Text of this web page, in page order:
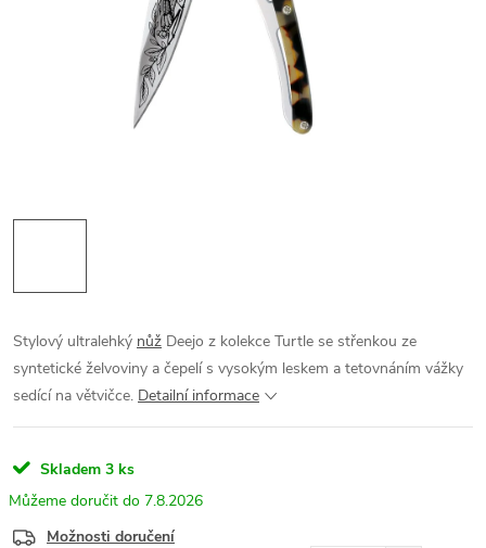
Stylový ultralehký nůž Deejo z kolekce Turtle se střenkou ze
syntetické želvoviny a čepelí s vysokým leskem a tetovnáním vážky
sedící na větvičce. Detailní informace
Skladem 3 ks
7.8.2026
Možnosti doručení